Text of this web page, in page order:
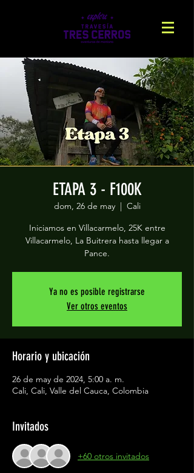
ETAPA 3 - F100K
dom, 26 de may
  |
Cali
Iniciamos en Villacarmelo, 25K entre
Villacarmelo, La Buitrera hasta llegar a
Pance.
Ya no es posible registrarse
Ver otros eventos
Horario y ubicación
26 de may de 2024, 5:00 a. m.
Cali, Cali, Valle del Cauca, Colombia
Invitados
+60 otros invitados